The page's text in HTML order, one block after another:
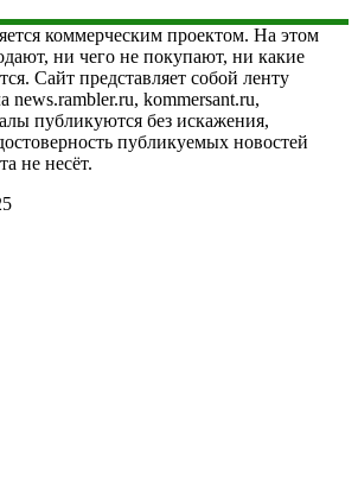
коммерческим проектом. На этом
ни чего не покупают, ни какие
Сайт представляет собой ленту
news.rambler.ru, kommersant.ru,
публикуются без искажения,
публикуемых новостей
не несёт.